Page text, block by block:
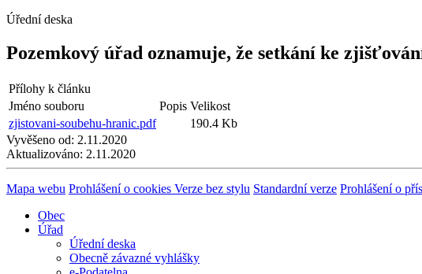
Úřední deska
Pozemkový úřad oznamuje, že setkání ke
Přílohy k článku
Jméno souboru
Popis Velikost
zjistovani-soubehu-hranic.pdf
190.4 Kb
Vyvěšeno od: 2.11.2020
Aktualizováno: 2.11.2020
Mapa webu Prohlášení o cookies Verze bez stylu Standardní verze Prohlášení o
Obec
Úřad
Úřední deska
Obecně závazné vyhlášky